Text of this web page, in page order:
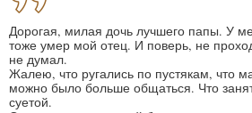
Дорогая, милая дочь лучшего папы. У
тоже умер мой отец. И поверь, не
не думал.
Жалею, что ругались по пустякам, что
можно было больше общаться. Что
суетой.